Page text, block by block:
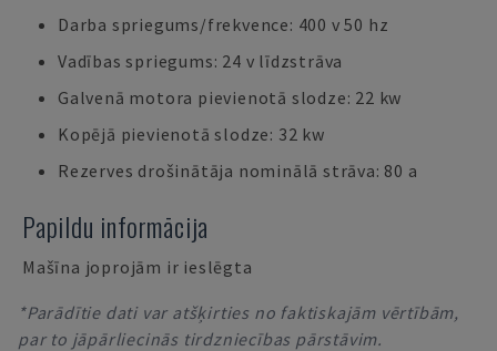
Darba spriegums/frekvence: 400 v 50 hz
Vadības spriegums: 24 v līdzstrāva
Galvenā motora pievienotā slodze: 22 kw
Kopējā pievienotā slodze: 32 kw
Rezerves drošinātāja nominālā strāva: 80 a
Papildu informācija
Mašīna joprojām ir ieslēgta
*Parādītie dati var atšķirties no faktiskajām vērtībām,
par to jāpārliecinās tirdzniecības pārstāvim.